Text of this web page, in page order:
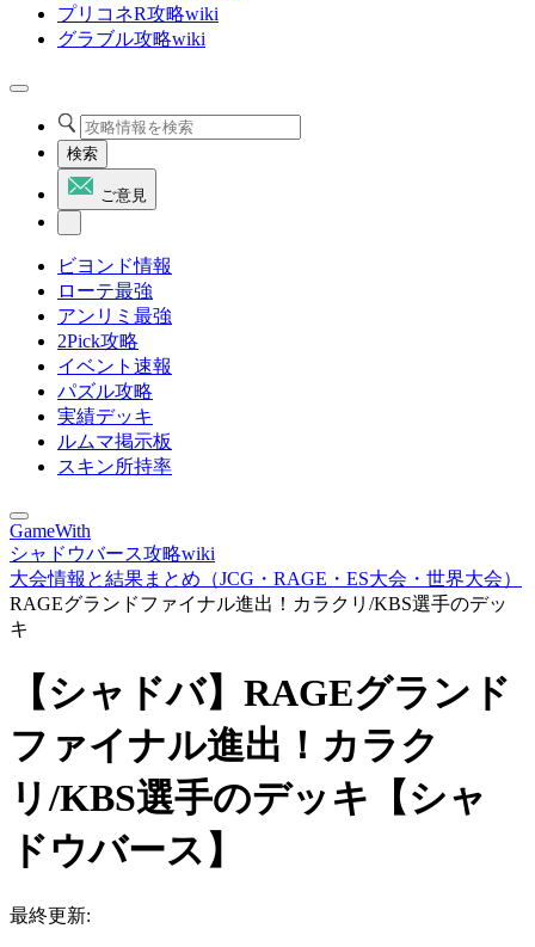
プリコネR攻略wiki
グラブル攻略wiki
検索
ご意見
ビヨンド情報
ローテ最強
アンリミ最強
2Pick攻略
イベント速報
パズル攻略
実績デッキ
ルムマ掲示板
スキン所持率
GameWith
シャドウバース攻略wiki
大会情報と結果まとめ（JCG・RAGE・ES大会・世界大会）
RAGEグランドファイナル進出！カラクリ/KBS選手のデッ
キ
【シャドバ】RAGEグランド
ファイナル進出！カラク
リ/KBS選手のデッキ【シャ
ドウバース】
最終更新: